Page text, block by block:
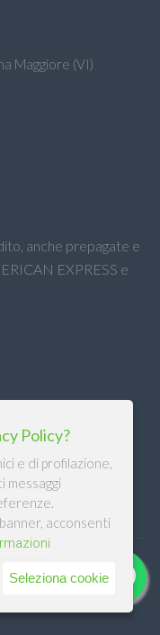
Maggiore (VI)
anche prepagate e
EXPRESS e
mCommerce by
Policy?
e di profilazione,
messaggi
acconsenti
Seleziona cookie